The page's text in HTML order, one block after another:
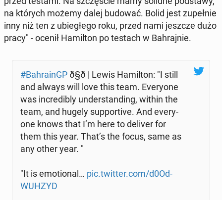
na których możemy dalej budować. Bolid jest zu­peł­nie
inny niż ten z ubie­głe­go roku, przed nami jeszcze dużo
pracy" - ocenił Ha­mil­ton po testach w Bah­raj­nie.
#Bah­ra­inGP ð§ð­ | Lewis Ha­mil­ton: "I still
and always will love this team. Eve­ry­one
was in­cre­di­bly un­der­stan­ding, within the
team, and hugely sup­por­ti­ve. And eve­ry­
one knows that I’m here to deliver for
them this year. That’s the focus, same as
any other year. "
"It is emo­tio­nal… pic.twitter.com/d0Od­
WUH­ZYD